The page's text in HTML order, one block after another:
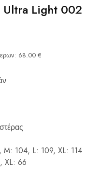
Light 002
68.00 €
M: 104, L: 109, XL: 114
XL: 66